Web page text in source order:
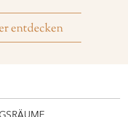
entdecken